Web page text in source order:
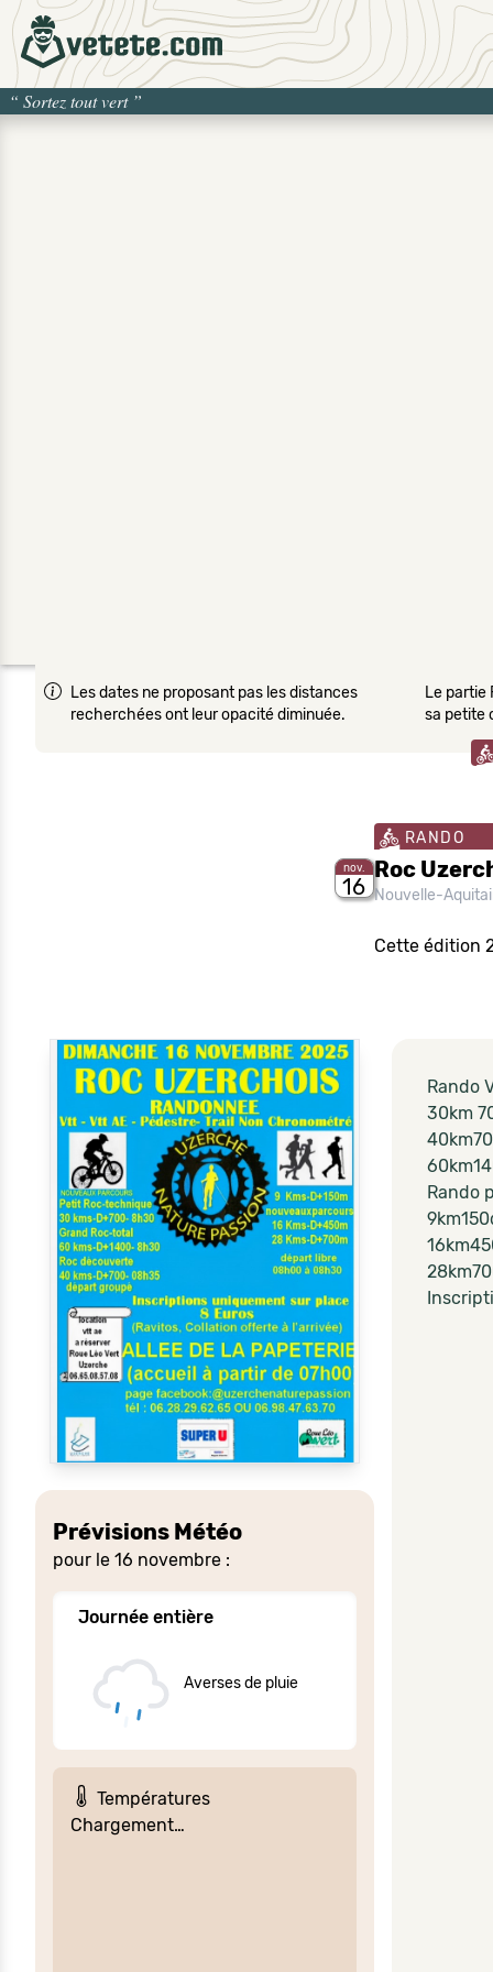
“ Sortez tout vert”
Les dates ne proposant pas les distances
recherchées ont leur opacité diminuée.
Le partie
sa petite
nov.
16
RANDO
Roc
Nouvelle-
Cette édition
Prévisions Météo
pour le 16 novembre :
Journée entière
Averses de pluie
Températures
Chargement…
Rando
30km
Rando